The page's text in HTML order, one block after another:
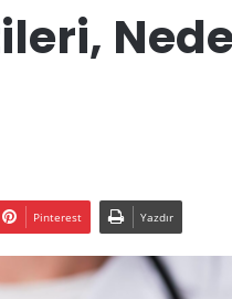
Pinterest Yazdır